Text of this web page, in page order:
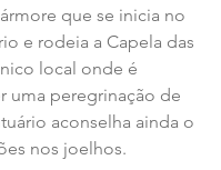
que se inicia no
e rodeia a Capela das
local onde é
uma peregrinação de
aconselha ainda o
nos joelhos.